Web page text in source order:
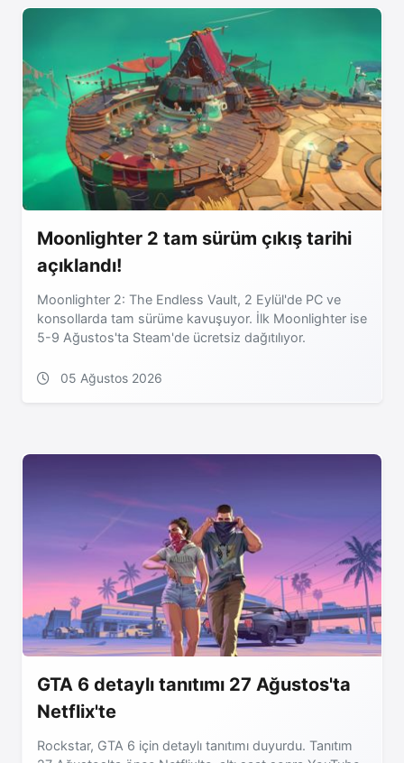
GTA 6 detaylı tanıtımı 27 Ağustos'ta
Netflix'te
Rockstar, GTA 6 için detaylı tanıtımı duyurdu. Tanıtım
Moonlighter 2 tam sürüm çıkış tarihi
açıklandı!
Moonlighter 2: The Endless Vault, 2 Eylül'de PC ve
konsollarda tam sürüme kavuşuyor. İlk Moonlighter ise
5-9 Ağustos'ta Steam'de ücretsiz dağıtılıyor.
05 Ağustos 2026